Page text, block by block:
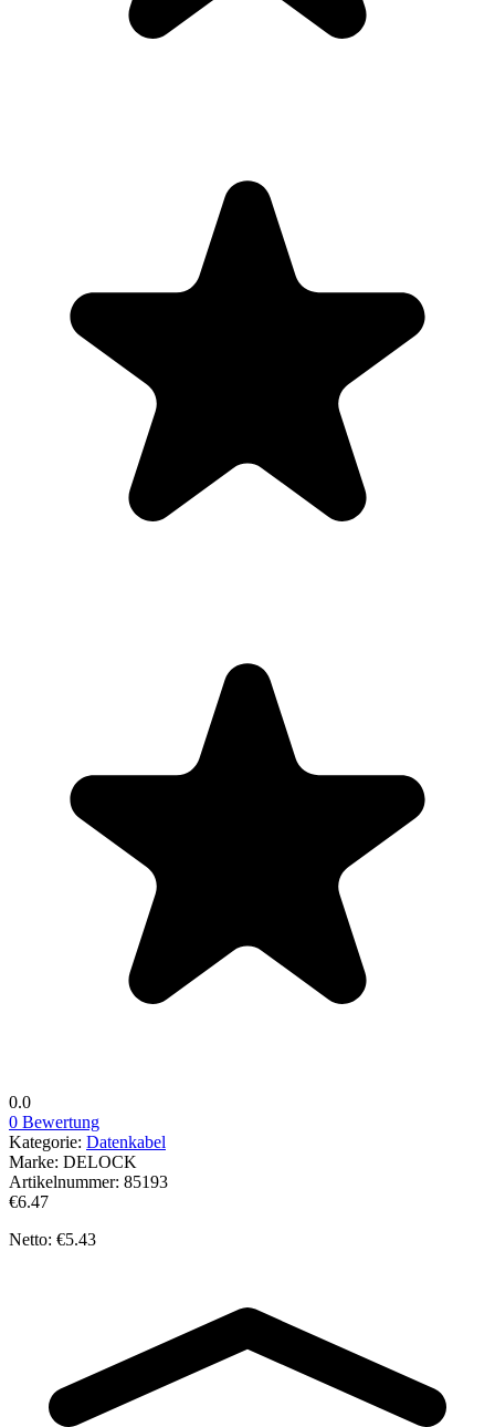
0.0
0 Bewertung
Kategorie: Datenkabel
Marke: DELOCK
Artikelnummer: 85193
€6.47
Netto: €5.43